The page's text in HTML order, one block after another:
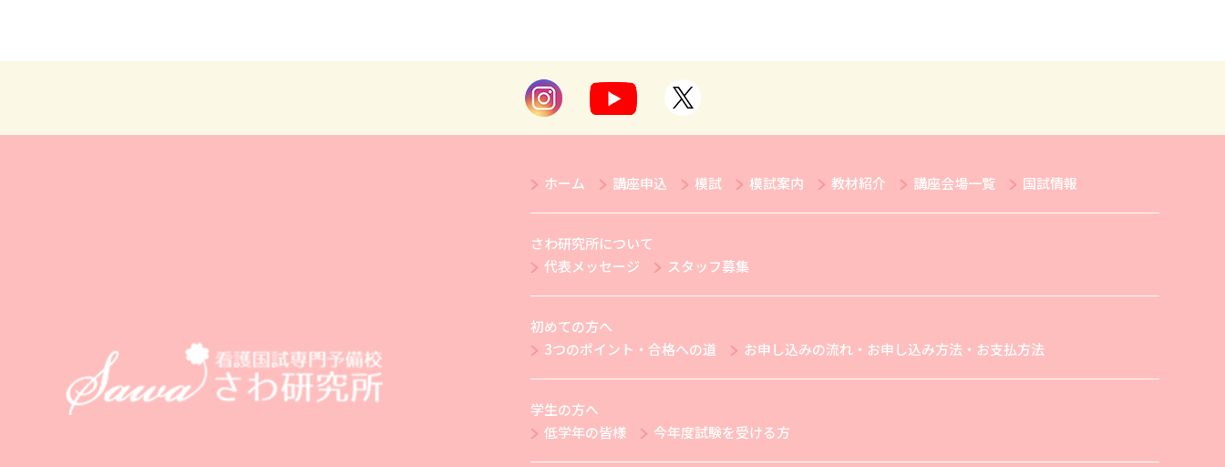
ホーム 講座申込 模試 模試案内 教材紹介 講座会場一覧 国試情報
さわ研究所について
代表メッセージ
スタッフ募集
初めての方へ
3つのポイント・合格への道
お申し込みの流れ・お申し込み方法・お支払方法
学生の方へ
低学年の皆様
今年度試験を受ける方